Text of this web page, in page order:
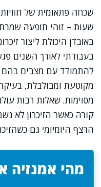
שכחה פתאומית של חוויות
שעות – זוהי תופעה
באובדן היכולת ליצור
בעבודתי לאורך השנים
להתמודד עם מצבים בהם
מקוטעת ומבולבלת,
מסוימות. שאלות רבות
קורה כאשר הזיכרון לא
הרצף היומיומי גם
מהי אמנזיה